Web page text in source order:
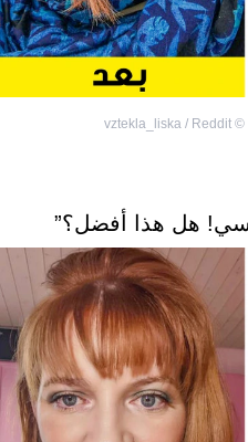
©
vztekla_liska / Reddit